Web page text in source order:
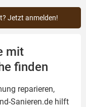
Jetzt anmelden!
mit
finden
reparieren,
Sanieren.de hilft